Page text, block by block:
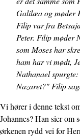
Galilæa og møder
Filip var fra
Peter. Filip møder
som Moses har
ham har vi mødt,
Nathanael
Nazaret?" Filip
Vi hører i denne tekst
Johannes? Han sier om
ørkenen rydd vei for